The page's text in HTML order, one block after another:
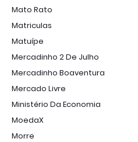
Mato Rato
Matriculas
Matuípe
Mercadinho 2 De Julho
Mercadinho Boaventura
Mercado Livre
Ministério Da Economia
MoedaX
Morre